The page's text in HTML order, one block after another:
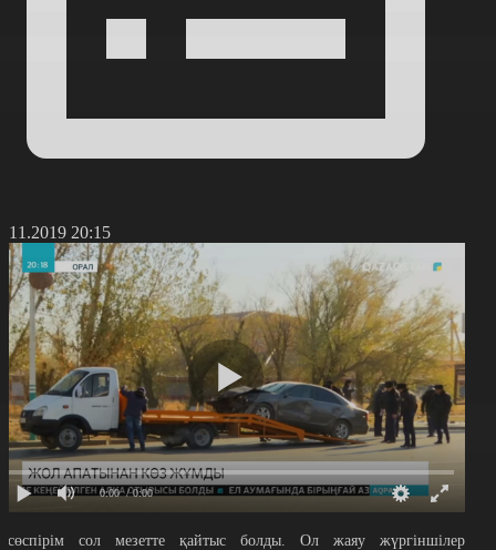
20:15
0:00 / 0:00
сол мезетте қайтыс болды. Ол жаяу жүргіншілер